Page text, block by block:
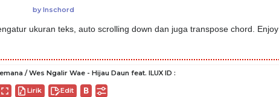
byInschord
ukuran teks, auto scrolling down dan juga transpose chord. Enjoy
/ Wes Ngalir Wae - Hijau Daun feat. ILUX ID :
Lirik Edit